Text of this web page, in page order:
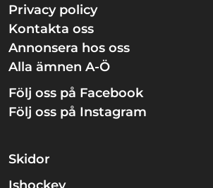
Privacy policy
Kontakta oss
Annonsera hos oss
Alla ämnen A-Ö
Följ oss på Facebook
Följ oss på Instagram
Skidor